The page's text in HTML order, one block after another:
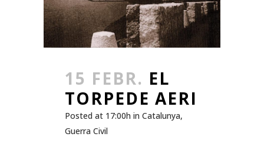
15 FEBR. EL
TORPEDE AERI
Posted at 17:00h in Catalunya,
Guerra Civil